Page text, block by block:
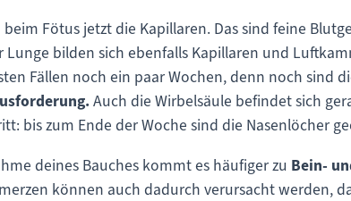
Fötus jetzt die Kapillaren. Das sind feine
bilden sich ebenfalls Kapillaren und
Fällen noch ein paar Wochen, denn noch sind
Auch die Wirbelsäule befindet sich
bis zum Ende der Woche sind die Nasenlöcher
deines Bauches kommt es häufiger zu Bein-
können auch dadurch verursacht werden,